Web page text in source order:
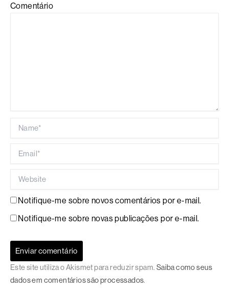
Comentário
Notifique-me sobre novos comentários por e-mail.
Notifique-me sobre novas publicações por e-mail.
Este site utiliza o Akismet para reduzir spam. Saiba como seus
dados em comentários são processados.